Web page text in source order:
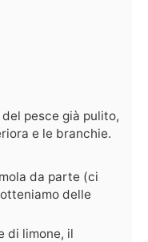
pesce già pulito,
e le branchie.
da parte (ci
delle
di limone, il